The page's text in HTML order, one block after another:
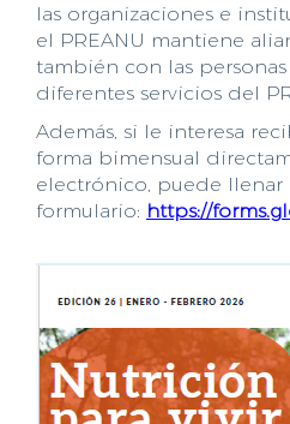
las organizaciones e
el PREANU mantiene
también con las personas
diferentes servicios del
Además, si le interesa
forma bimensual
electrónico, puede llenar
formulario: https://